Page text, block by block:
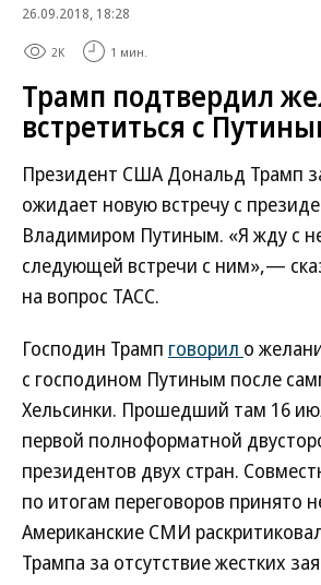
26.09.2018, 18:28
2K 1 мин.
Трамп подтвердил
встретиться с
Президент США Дональд Трамп
ожидает новую встречу с
Владимиром Путиным. «Я жду с
следующей встречи с ним»,—
на вопрос ТАСС.
Господин Трамп говорил о
с господином Путиным после
Хельсинки. Прошедший там 16
первой полноформатной
президентов двух стран.
по итогам переговоров принято
Американские СМИ
Трампа за отсутствие жестких